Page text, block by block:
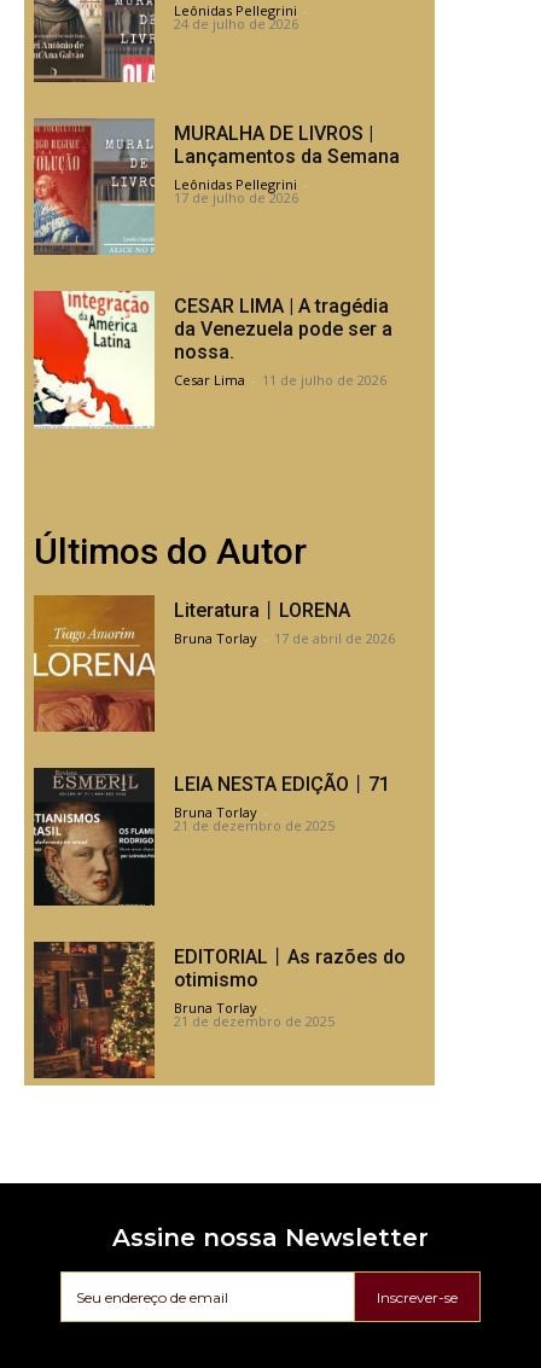
Leônidas Pellegrini -
24 de julho de 2026
MURALHA DE LIVROS |
Lançamentos da Semana
Leônidas Pellegrini -
17 de julho de 2026
CESAR LIMA | A tragédia
da Venezuela pode ser a
nossa.
Cesar Lima - 11 de julho de 2026
Últimos do Autor
Literatura丨LORENA
Bruna Torlay - 17 de abril de 2026
LEIA NESTA EDIÇÃO丨71
Bruna Torlay -
21 de dezembro de 2025
EDITORIAL丨As razões do
otimismo
Bruna Torlay -
21 de dezembro de 2025
Assine nossa Newsletter
Inscrever-se